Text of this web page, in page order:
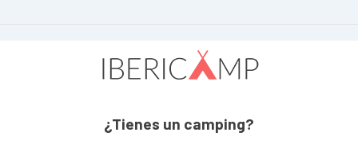
¿Tienes un camping?